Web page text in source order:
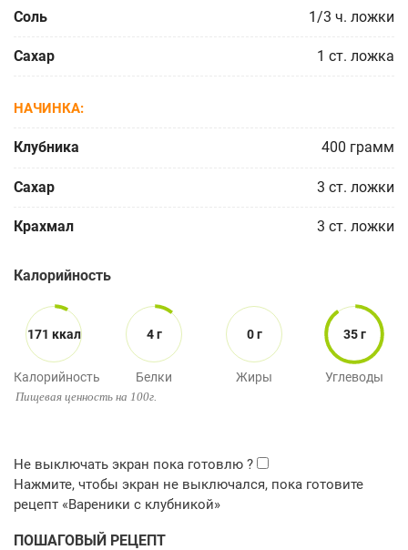
Соль 1/3 ч. ложки
Сахар 1 ст. ложка
НАЧИНКА
Клубника 400 грамм
Сахар 3 ст. ложки
Крахмал 3 ст. ложки
Калорийность
171 ккал
Калорийность
4 г
Белки
0 г
Жиры
35 г
Углеводы
Пищевая ценность на 100г.
ПОШАГОВЫЙ РЕЦЕПТ